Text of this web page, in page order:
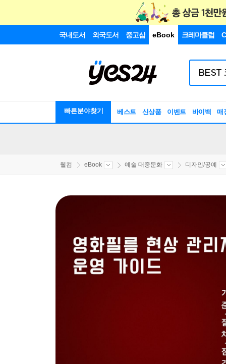
국내도서 외국도서 중고샵 eBook 크레마클럽
빠른분야찾기 베스트 신상품 이벤트 바이백 매
웰컴 eBook 예술 대중문화 디자인/공예